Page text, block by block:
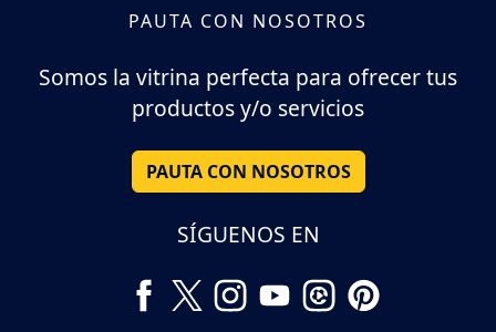
PAUTA CON NOSOTROS
Somos la vitrina perfecta para ofrecer tus
productos y/o servicios
PAUTA CON NOSOTROS
SÍGUENOS EN